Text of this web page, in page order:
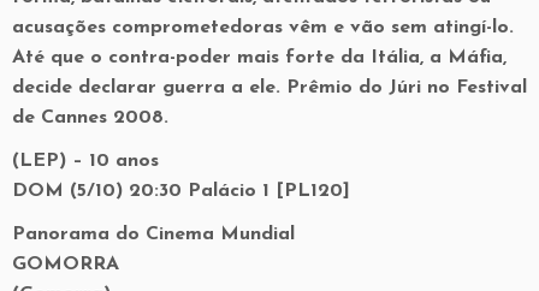
acusações comprometedoras vêm e vão sem atingí-lo.
Até que o contra-poder mais forte da Itália, a Máfia,
decide declarar guerra a ele. Prêmio do Júri no Festival
de Cannes 2008.
(LEP) – 10 anos
DOM (5/10) 20:30 Palácio 1 [PL120]
Panorama do Cinema Mundial
GOMORRA